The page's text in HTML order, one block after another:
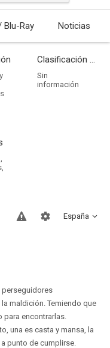
Blu-Ray Noticias
Clasificación por edades
Sin
información
,
,
España
perseguidores
maldición. Temiendo que
para encontrarlas.
una es casta y mansa, la
punto de cumplirse.